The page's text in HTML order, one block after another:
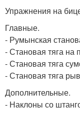
Упражнения на
Главные.
- Румынская
- Становая тяга на
- Становая тяга
- Становая тяга
Дополнительные.
- Наклоны со